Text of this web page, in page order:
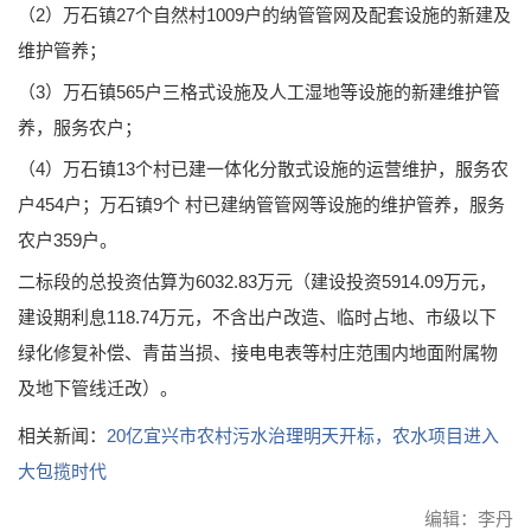
（2）万石镇27个自然村1009户的纳管管网及配套设施的新建及
维护管养；
（3）万石镇565户三格式设施及人工湿地等设施的新建维护管
养，服务农户；
（4）万石镇13个村已建一体化分散式设施的运营维护，服务农
户454户；万石镇9个 村已建纳管管网等设施的维护管养，服务
农户359户。
二标段的总投资估算为6032.83万元（建设投资5914.09万元，
建设期利息118.74万元，不含出户改造、临时占地、市级以下
绿化修复补偿、青苗当损、接电电表等村庄范围内地面附属物
及地下管线迁改）。
相关新闻： 20亿宜兴市农村污水治理明天开标，农水项目进入
大包揽时代
编辑：李丹